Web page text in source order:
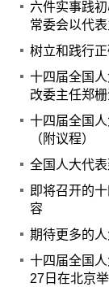
六件实事践
常委会以代
树立和践行
十四届全国
改委主任郑
十四届全国
（附议程）
全国人大代表
即将召开的
容
期待更多的
十四届全国
27日在北京